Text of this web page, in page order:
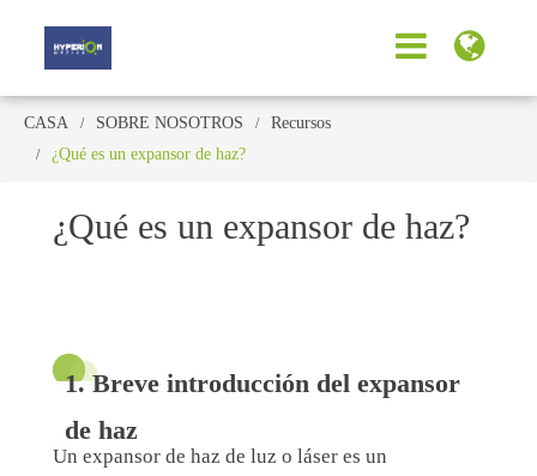
CASA SOBRE NOSOTROS
Recursos
¿Qué es un expansor de haz?
¿Qué es un expansor de haz?
1. Breve introducción del expansor
de haz
Un expansor de haz de luz o láser es un